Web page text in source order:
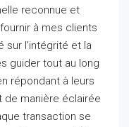
reconnue et
à mes clients
sur l’intégrité et la
guider tout au long
répondant à leurs
de manière éclairée
transaction se